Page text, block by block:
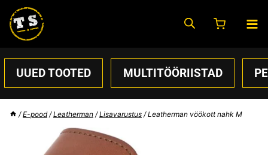
content
UUED TOOTED MULTITÖÖRIISTAD
/ E-pood / Leatherman / Lisavarustus / Leatherman vöökott nahk M